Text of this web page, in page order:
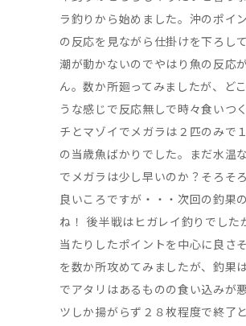
ラ釣りから始めました。沖のポイ
の反応を見ながら仕掛けを下ろして
潮が動かないのでやはり魚の反応
ん。数か所廻ってみましたが、ど
うな感じで反応無しで時々食いつ
チとマゾイでメガラは２匹のみで
の当歳魚ばかりでした。まだ水温
でメガラは少し早いのか？そろそ
良いころですが・・・次回の釣果
ね！ 後半戦はヒガレイ釣りでした
当たりしたポイントを中心に良さ
を数か所攻めてみましたが、釣果
でアタリはあるものの食い込みが
ツしか揚がらず２８枚程度で終了